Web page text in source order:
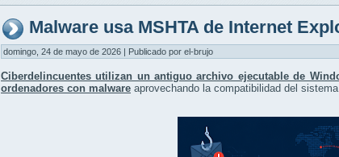
Malware usa MSHTA de Internet
domingo, 24 de mayo de 2026 | Publicado por el-brujo
Ciberdelincuentes utilizan un antiguo archivo ejecutable de
ordenadores con malware aprovechando la compatibilidad del